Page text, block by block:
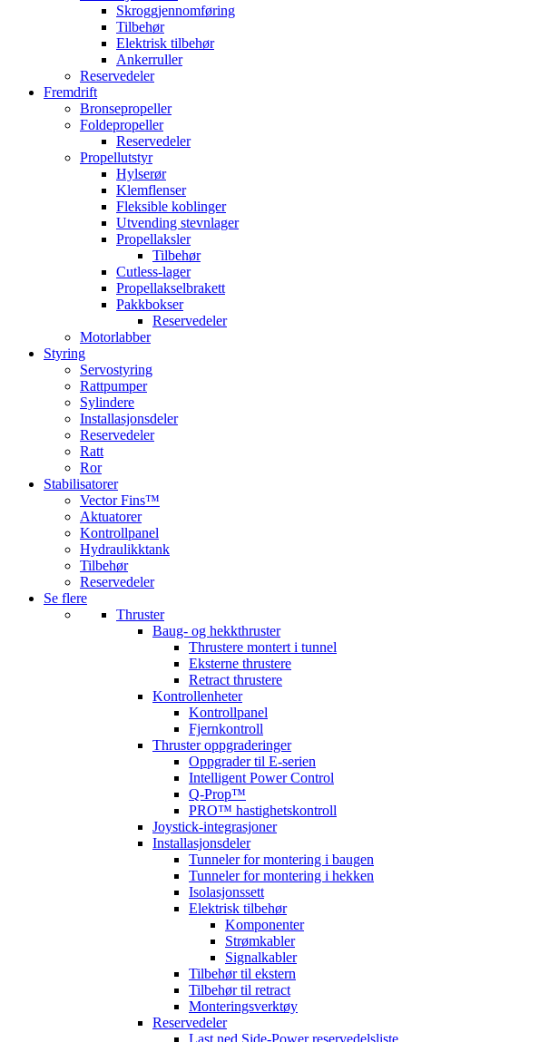
Skroggjennomføring
Tilbehør
Elektrisk tilbehør
Ankerruller
Reservedeler
Fremdrift
Bronsepropeller
Foldepropeller
Reservedeler
Propellutstyr
Hylserør
Klemflenser
Fleksible koblinger
Utvending stevnlager
Propellaksler
Tilbehør
Cutless-lager
Propellakselbrakett
Pakkbokser
Reservedeler
Motorlabber
Styring
Servostyring
Rattpumper
Sylindere
Installasjonsdeler
Reservedeler
Ratt
Ror
Stabilisatorer
Vector Fins™
Aktuatorer
Kontrollpanel
Hydraulikktank
Tilbehør
Reservedeler
Se flere
Thruster
Baug- og hekkthruster
Thrustere montert i tunnel
Eksterne thrustere
Retract thrustere
Kontrollenheter
Kontrollpanel
Fjernkontroll
Thruster oppgraderinger
Oppgrader til E-serien
Intelligent Power Control
Q-Prop™
PRO™ hastighetskontroll
Joystick-integrasjoner
Installasjonsdeler
Tunneler for montering i baugen
Tunneler for montering i hekken
Isolasjonssett
Elektrisk tilbehør
Komponenter
Strømkabler
Signalkabler
Tilbehør til ekstern
Tilbehør til retract
Monteringsverktøy
Reservedeler
Last ned Side-Power reservedelsliste